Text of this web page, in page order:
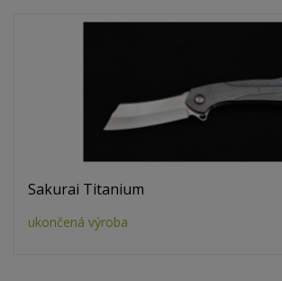
Sakurai Titanium
ukončená výroba